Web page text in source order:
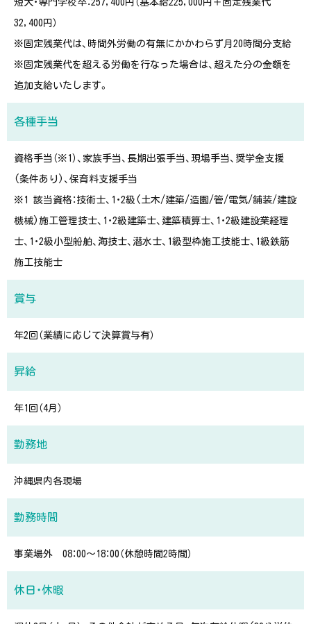
短大・専門学校卒：257,400円（基本給225,000円＋固定残業代
32,400円）
※固定残業代は、時間外労働の有無にかかわらず月20時間分支給
※固定残業代を超える労働を行なった場合は、超えた分の金額を
追加支給いたします。
各種手当
資格手当（※1）、家族手当、長期出張手当、現場手当、奨学金支援
(条件あり)、保育料支援手当
※1 該当資格：技術士、1・2級(土木/建築/造園/管/電気/舗装/建設
機械)施工管理技士、1・2級建築士、建築積算士、1・2級建設業経理
士、1・2級小型船舶、海技士、潜水士、1級型枠施工技能士、1級鉄筋
施工技能士
賞与
年2回（業績に応じて決算賞与有）
昇給
年1回（4月）
勤務地
沖縄県内各現場
勤務時間
事業場外 08：00～18：00（休憩時間2時間）
休日・休暇